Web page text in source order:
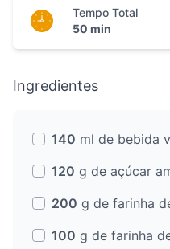
Tempo Total
50 min
Ingredientes
140 ml de bebida
120 g de açúcar
200 g de farinha
100 g de farinha